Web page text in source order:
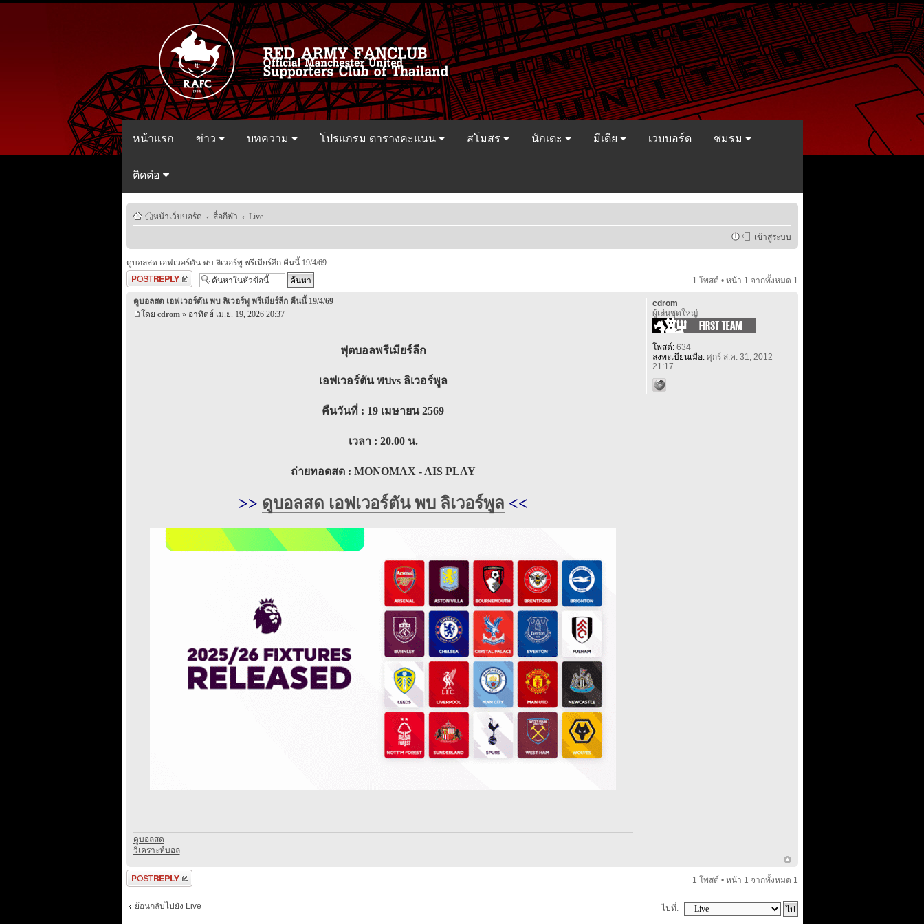
หน้าแรก ข่าว บทความ โปรแกรม ตารางคะแนน สโมสร นักเตะ มีเดีย เวบบอร์ด ชมรม
ติดต่อ
หน้าเว็บบอร์ด ‹ สื่อกีฬา ‹ Live
เข้าสู่ระบบ
ดูบอลสด เอฟเวอร์ตัน พบ ลิเวอร์พู พรีเมียร์ลีก คืนนี้ 19/4/69
ตอบกระทู้
1 โพสต์ • หน้า 1 จากทั้งหมด 1
ดูบอลสด เอฟเวอร์ตัน พบ ลิเวอร์พู พรีเมียร์ลีก คืนนี้ 19/4/69
โดย cdrom» อาทิตย์ เม.ย. 19, 2026 20:37
ฟุตบอลพรีเมียร์ลีก
เอฟเวอร์ตัน พบvs ลิเวอร์พูล
คืนวันที่ : 19 เมษายน 2569
เวลา : 20.00 น.
ถ่ายทอดสด : MONOMAX - AIS PLAY
>> ดูบอลสด เอฟเวอร์ตัน พบ ลิเวอร์พูล <<
ดูบอลสด
วิเคราะห์บอล
cdrom
ผู้เล่นชุดใหญ่
โพสต์:634
ลงทะเบียนเมื่อ:ศุกร์ ส.ค. 31, 2012
21:17
ตอบกระทู้ 1 โพสต์ • หน้า 1 จากทั้งหมด 1
ย้อนกลับไปยัง Live ไปที่: